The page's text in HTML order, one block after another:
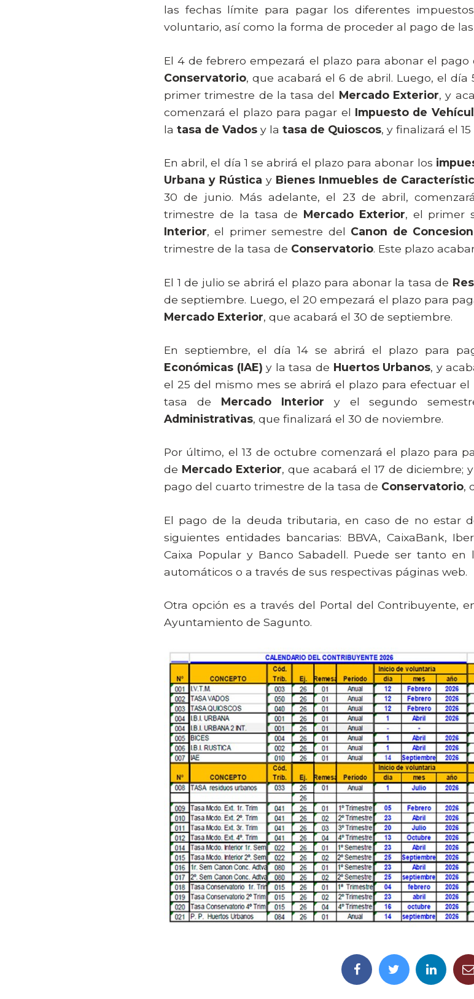
las fechas límite para pagar los diferentes
voluntario, así como la forma de proceder al pago de
El 4 de febrero empezará el plazo para abonar el
Conservatorio, que acabará el 6 de abril. Luego, el
primer trimestre de la tasa del Mercado Exterior, y
comenzará el plazo para pagar el Impuesto de
la tasa de Vados y la tasa de Quioscos, y finalizará el
En abril, el día 1 se abrirá el plazo para abonar los
Urbana y Rústica y Bienes Inmuebles de
30 de junio. Más adelante, el 23 de abril,
trimestre de la tasa de Mercado Exterior, el primer
Interior, el primer semestre del Canon de
trimestre de la tasa de Conservatorio. Este plazo
El 1 de julio se abrirá el plazo para abonar la tasa de
de septiembre. Luego, el 20 empezará el plazo para
Mercado Exterior, que acabará el 30 de septiembre.
En septiembre, el día 14 se abrirá el plazo para
Económicas (IAE) y la tasa de Huertos Urbanos, y
el 25 del mismo mes se abrirá el plazo para efectuar
tasa de Mercado Interior y el segundo
Administrativas, que finalizará el 30 de noviembre.
Por último, el 13 de octubre comenzará el plazo para
de Mercado Exterior, que acabará el 17 de diciembre;
pago del cuarto trimestre de la tasa de Conservatorio,
El pago de la deuda tributaria, en caso de no estar
siguientes entidades bancarias: BBVA, CaixaBank,
Caixa Popular y Banco Sabadell. Puede ser tanto en
automáticos o a través de sus respectivas páginas web.
Otra opción es a través del Portal del Contribuyente,
Ayuntamiento de Sagunto.